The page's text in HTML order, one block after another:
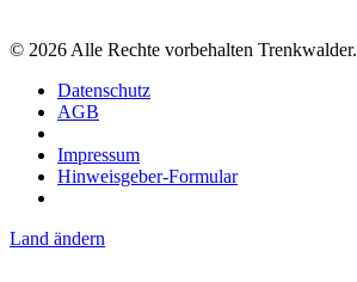
© 2026 Alle Rechte vorbehalten Trenkwalder.
Datenschutz
AGB
Impressum
Hinweisgeber-Formular
Land ändern